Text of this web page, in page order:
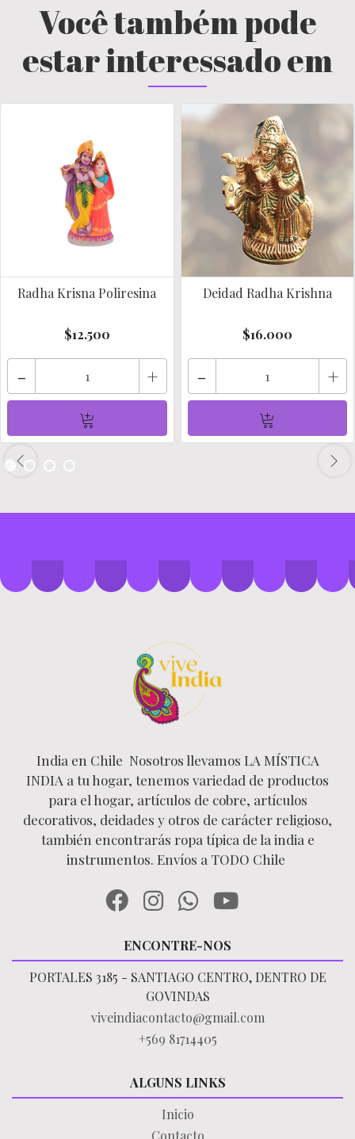
Você também pode
estar interessado em
Radha Krisna Poliresina
$12.500
- +
Deidad Radha Krishna
$16.000
- +
India en Chile Nosotros llevamos LA MÍSTICA
INDIA a tu hogar, tenemos variedad de productos
para el hogar, artículos de cobre, artículos
decorativos, deidades y otros de carácter religioso,
también encontrarás ropa típica de la india e
instrumentos. Envíos a TODO Chile
ENCONTRE-NOS
PORTALES 3185 - SANTIAGO CENTRO, DENTRO DE
GOVINDAS
viveindiacontacto@gmail.com
+569 81714405
ALGUNS LINKS
Inicio
Contacto